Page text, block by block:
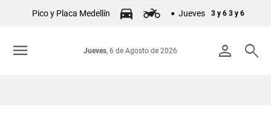
Colombia
Pico y Placa Medellín Jueves 3 y 6 3 y 6
person search
Jueves, 6 de Agosto de 2026
menu